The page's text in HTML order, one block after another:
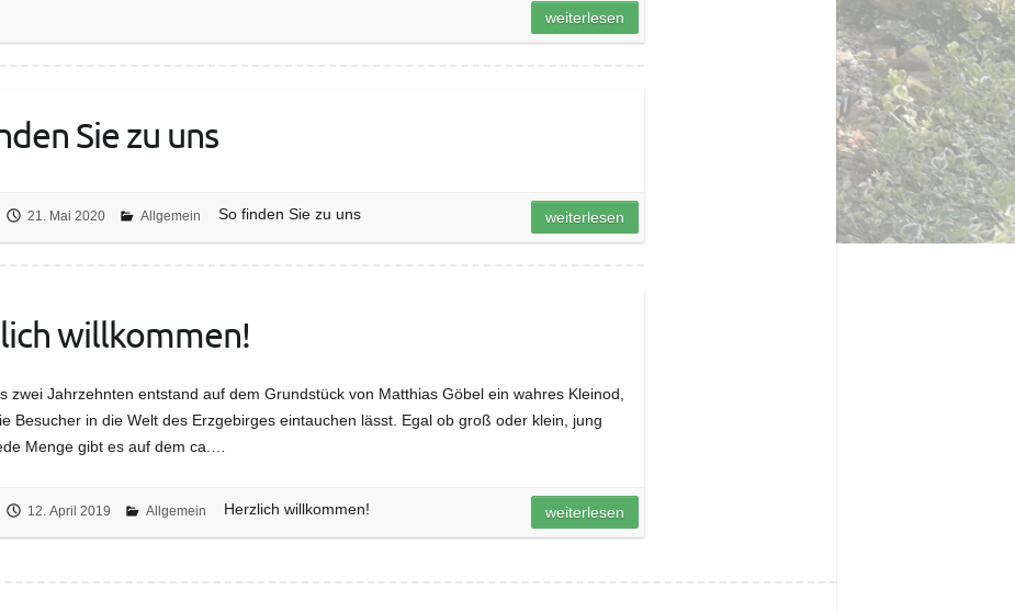
weiterlesen
Sie zu uns
21. Mai 2020 Allgemein So finden Sie zu uns weiterlesen
willkommen!
zwei Jahrzehnten entstand auf dem Grundstück von Matthias Göbel ein wahres Kleinod,
Besucher in die Welt des Erzgebirges eintauchen lässt. Egal ob groß oder klein, jung
Menge gibt es auf dem ca.…
12. April 2019 Allgemein Herzlich willkommen! weiterlesen